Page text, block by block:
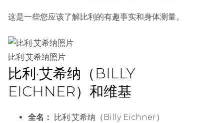
这是一些您应该了解比利的有趣事实和身体测量。
比利·艾希纳照片
比利·艾希纳（BILLY
EICHNER）和维基
全名：
比利·艾希纳（Billy Eichner）